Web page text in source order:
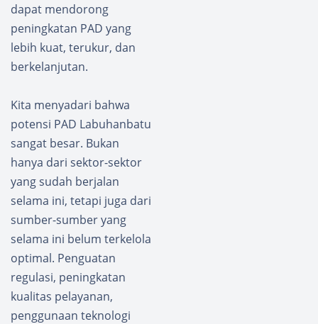
Untuk
Menjag
a
akat
dapat mendorong
peningkatan PAD yang
lebih kuat, terukur, dan
berkelanjutan.
Kita menyadari bahwa
potensi PAD Labuhanbatu
sangat besar. Bukan
hanya dari sektor-sektor
yang sudah berjalan
selama ini, tetapi juga dari
sumber-sumber yang
selama ini belum terkelola
optimal. Penguatan
regulasi, peningkatan
kualitas pelayanan,
penggunaan teknologi